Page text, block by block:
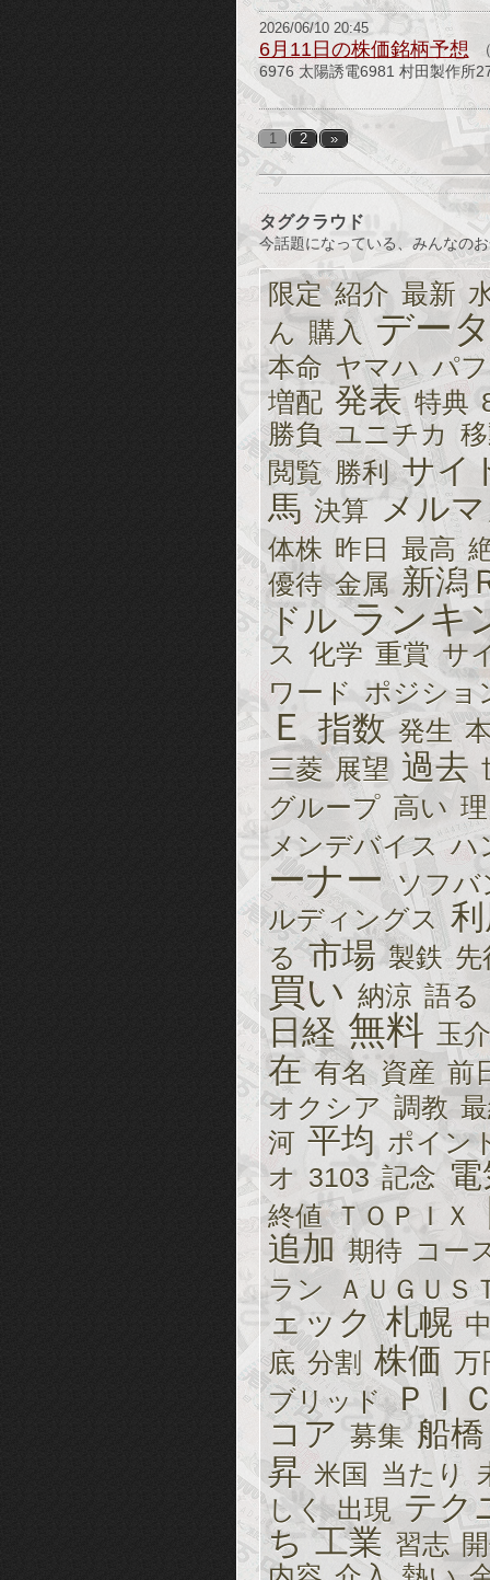
2026/06/10 20:45
6月11日の株価銘柄予想
6976 太陽誘電6981 村田製作所
1 2 »
タグクラウド
今話題になっている、みんなの
限定 紹介 最新
ん 購入 デー
本命 ヤマハ パ
増配 発表 特典
勝負 ユニチカ
閲覧 勝利 サイ
馬 決算 メル
体株 昨日 最高
優待 金属 新潟
ドル ランキ
ス 化学 重賞 サ
ワード ポジショ
Ｅ 指数 発生
三菱 展望 過去
グループ 高い
メンデバイス ハ
ーナー ソフバ
ルディングス
る 市場 製鉄 先
買い 納涼 語る
日経 無料 玉介
在 有名 資産 前
オクシア 調教
河 平均 ポイン
オ 3103 記念
終値 ＴＯＰＩＸ
追加 期待 コー
ラン
ＡＵＧＵＳ
ェック 札幌
底 分割 株価 万
ブリッド ＰＩ
コア 募集 船橋
昇 米国 当たり
しく 出現 テク
ち 工業 習志